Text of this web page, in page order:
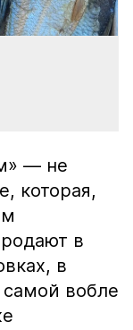
— не
которая,
в
в
вобле